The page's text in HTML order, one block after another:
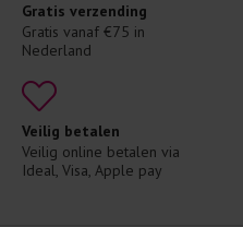
Gratis verzending
Gratis vanaf €75 in
Nederland
Veilig betalen
Veilig online betalen via
Ideal, Visa, Apple pay